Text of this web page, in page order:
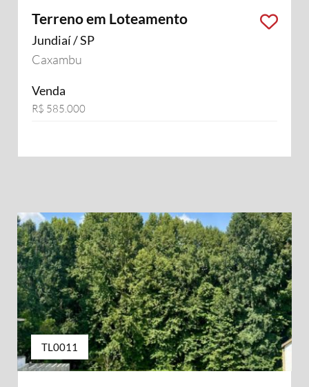
Terreno em Loteamento
Jundiaí / SP
Caxambu
Venda
R$ 585.000
TL0011